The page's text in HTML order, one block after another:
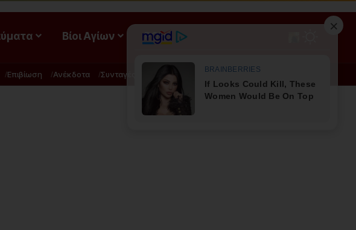
Βίοι Αγίων ΡΟΗ
Επιβίωση Ανέκδοτα Συνταγές Διατροφή - Φυσική Ιατρική